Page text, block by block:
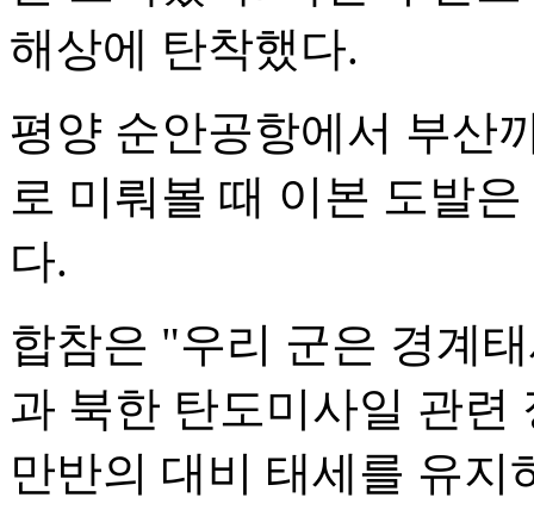
해상에 탄착했다.
평양 순안공항에서 부산
로 미뤄볼 때 이본 도발
다.
합참은 "우리 군은 경계
과 북한 탄도미사일 관련
만반의 대비 태세를 유